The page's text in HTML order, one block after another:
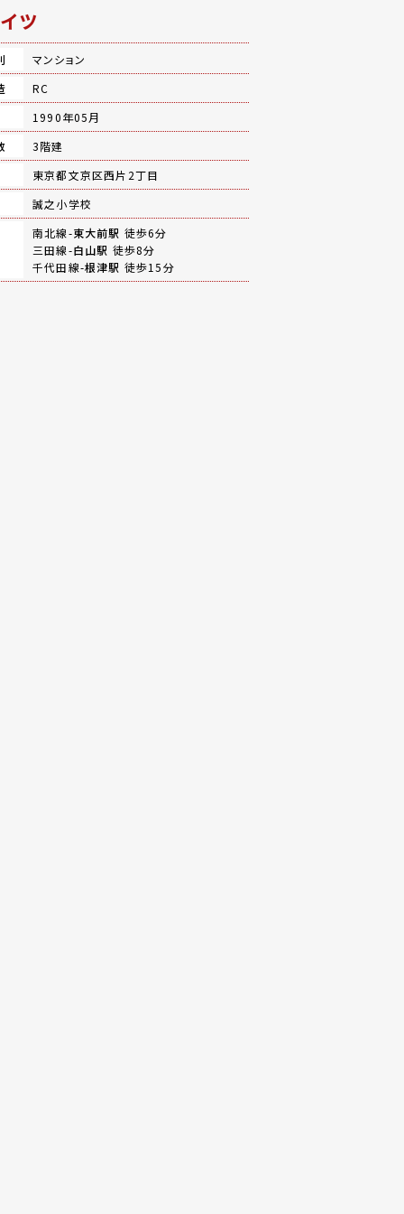
ツ
マンション
RC
1990年05月
3階建
東京都文京区西片2丁目
誠之小学校
南北線-東大前駅 徒歩6分
三田線-白山駅 徒歩8分
千代田線-根津駅 徒歩15分